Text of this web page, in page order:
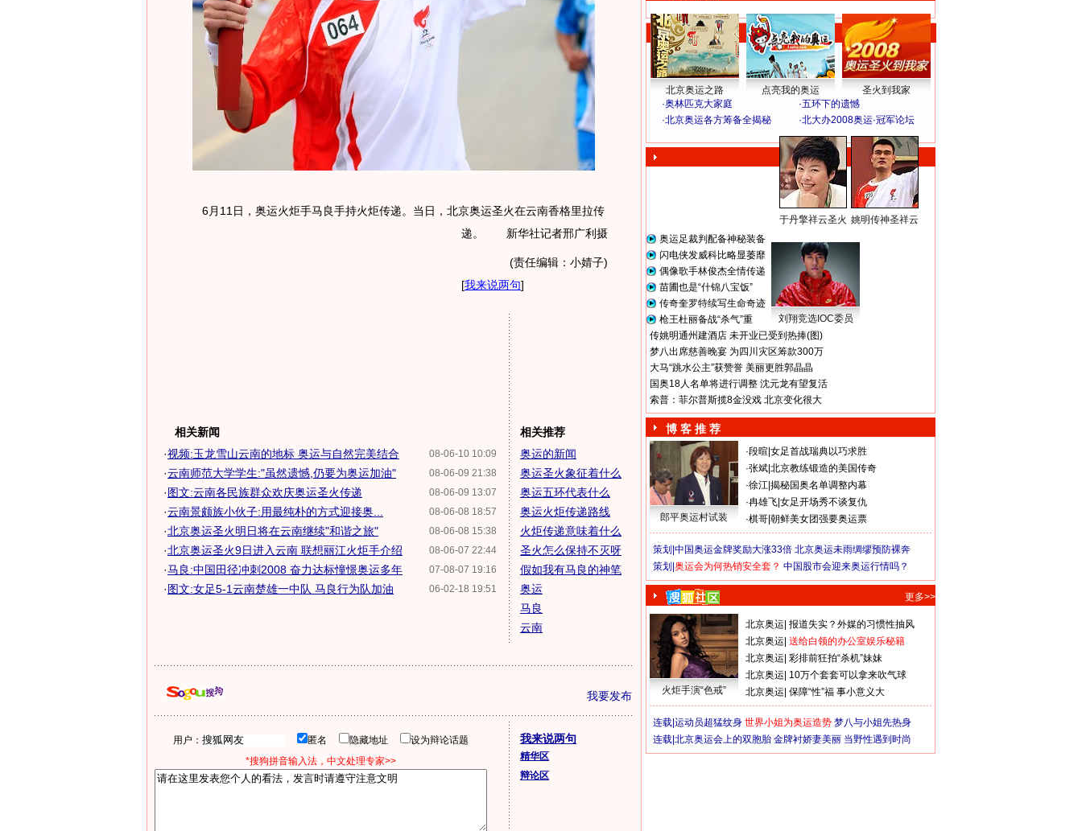
6月11日，奥运火炬手马良手持火炬传递。当日，北京奥运圣火在云南香格里拉传
递。 新华社记者邢广利摄
(责任编辑：小婧子)
[我来说两句]
相关新闻
08-06-10 10:09
·视频:玉龙雪山云南的地标 奥运与自然完美结合
08-06-09 21:38
·云南师范大学学生:"虽然遗憾,仍要为奥运加油"
08-06-09 13:07
·图文:云南各民族群众欢庆奥运圣火传递
08-06-08 18:57
·云南景颇族小伙子:用最纯朴的方式迎接奥...
08-06-08 15:38
·北京奥运圣火明日将在云南继续"和谐之旅"
08-06-07 22:44
·北京奥运圣火9日进入云南 联想丽江火炬手介绍
07-08-07 19:16
·马良:中国田径冲刺2008 奋力达标憧憬奥运多年
06-02-18 19:51
·图文:女足5-1云南楚雄一中队 马良行为队加油
相关推荐
奥运的新闻
奥运圣火象征着什么
奥运五环代表什么
奥运火炬传递路线
火炬传递意味着什么
圣火怎么保持不灭呀
假如我有马良的神笔
奥运
马良
云南
我要发布
用户： 匿名 隐藏地址
设为辩论话题
*搜狗拼音输入法，中文处理专家>>
我来说两句
精华区
辩论区
北京奥运之路 点亮我的奥运
圣火到我家
·奥林匹克大家庭 ·五环下的遗憾
·北京奥运各方筹备全揭秘 ·北大办2008奥运·冠军论坛
于丹擎祥云圣火 姚明传神圣祥云
奥运足裁判配备神秘装备
闪电侠发威科比略显萎靡
偶像歌手林俊杰全情传递
苗圃也是“什锦八宝饭”
传奇奎罗特续写生命奇迹
枪王杜丽备战“杀气”重
刘翔竞选IOC委员
传姚明通州建酒店 未开业已受到热捧(图)
梦八出席慈善晚宴 为四川灾区筹款300万
大马“跳水公主”获赞誉 美丽更胜郭晶晶
国奥18人名单将进行调整 沈元龙有望复活
索普：菲尔普斯揽8金没戏 北京变化很大
博 客 推 荐
郎平奥运村试装
·段暄 女足首战瑞典以巧求胜
·张斌 北京教练锻造的美国传奇
·徐江 揭秘国奥名单调整内幕
·冉雄飞 女足开场秀不谈复仇
·棋哥 朝鲜美女团强要奥运票
策划| 中国奥运金牌奖励大涨33倍 北京奥运未雨绸缪预防裸奔
策划| 奥运会为何热销安全套？ 中国股市会迎来奥运行情吗？
更多>>
火炬手演“色戒”
北京奥运 报道失实？外媒的习惯性抽风
北京奥运 送给白领的办公室娱乐秘籍
北京奥运 彩排前狂拍“杀机”妹妹
北京奥运 10万个套套可以拿来吹气球
北京奥运 保障“性”福 事小意义大
连载| 运动员超猛纹身 世界小姐为奥运造势 梦八与小姐先热身
连载| 北京奥运会上的双胞胎 金牌衬娇妻美丽 当野性遇到时尚